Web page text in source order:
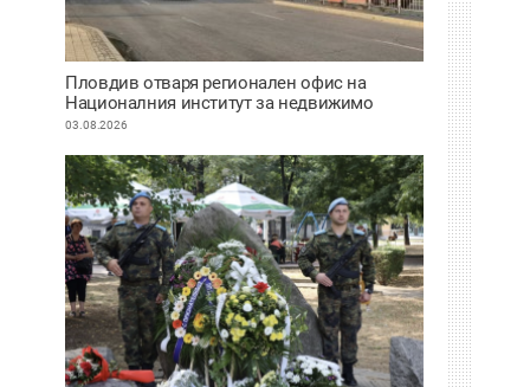
Пловдив отваря регионален офис на
Националния институт за недвижимо
културно наследство
03.08.2026